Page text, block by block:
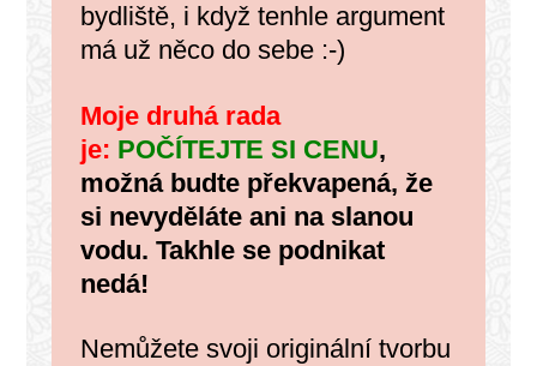
bydliště, i když tenhle argument
má už něco do sebe :-)
Moje druhá rada
je: POČÍTEJTE SI CENU,
možná budte překvapená, že
si nevyděláte ani na slanou
vodu. Takhle se podnikat
nedá!
Nemůžete svoji originální tvorbu